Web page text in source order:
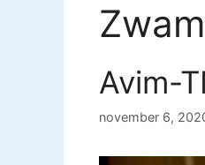
Avim-
november 6,